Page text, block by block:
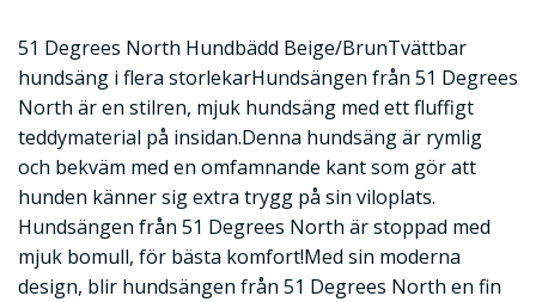
51 Degrees North Hundbädd Beige/BrunTvättbar
hundsäng i flera storlekarHundsängen från 51 Degrees
North är en stilren, mjuk hundsäng med ett fluffigt
teddymaterial på insidan.Denna hundsäng är rymlig
och bekväm med en omfamnande kant som gör att
hunden känner sig extra trygg på sin viloplats.
Hundsängen från 51 Degrees North är stoppad med
mjuk bomull, för bästa komfort!Med sin moderna
design, blir hundsängen från 51 Degrees North en fin